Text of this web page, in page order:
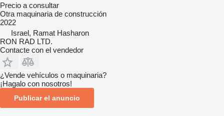
Precio a consultar
Otra maquinaria de construcción
2022
Israel, Ramat Hasharon
RON RAD LTD.
Contacte con el vendedor
¿Vende vehículos o maquinaria?
¡Hagalo con nosotros!
Publicar el anuncio